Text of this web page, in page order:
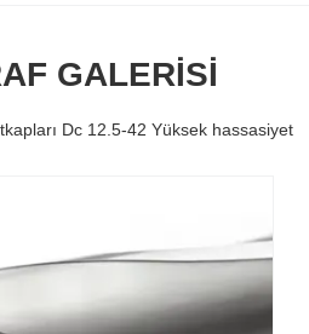
GALERISI
Dc 12.5-42 Yüksek hassasiyet